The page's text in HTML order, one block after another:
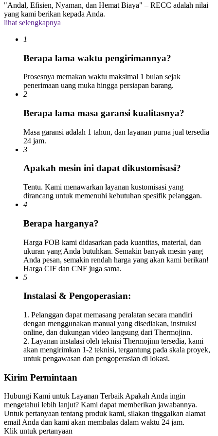
"Andal, Efisien, Nyaman, dan Hemat Biaya" – RECC adalah nilai
yang kami berikan kepada Anda.
lihat selengkapnya
1
Berapa lama waktu pengirimannya?
Prosesnya memakan waktu maksimal 1 bulan sejak
penerimaan uang muka hingga persiapan barang.
2
Berapa lama masa garansi kualitasnya?
Masa garansi adalah 1 tahun, dan layanan purna jual tersedia
24 jam.
3
Apakah mesin ini dapat dikustomisasi?
Tentu. Kami menawarkan layanan kustomisasi yang
dirancang untuk memenuhi kebutuhan spesifik pelanggan.
4
Berapa harganya?
Harga FOB kami didasarkan pada kuantitas, material, dan
ukuran yang Anda butuhkan. Semakin banyak mesin yang
Anda pesan, semakin rendah harga yang akan kami berikan!
Harga CIF dan CNF juga sama.
5
Instalasi & Pengoperasian:
1. Pelanggan dapat memasang peralatan secara mandiri
dengan menggunakan manual yang disediakan, instruksi
online, dan dukungan video langsung dari Thermojinn.
2. Layanan instalasi oleh teknisi Thermojinn tersedia, kami
akan mengirimkan 1-2 teknisi, tergantung pada skala proyek,
untuk pengawasan dan pengoperasian di lokasi.
Kirim Permintaan
Hubungi Kami untuk Layanan Terbaik Apakah Anda ingin
mengetahui lebih lanjut? Kami dapat memberikan jawabannya.
Untuk pertanyaan tentang produk kami, silakan tinggalkan alamat
email Anda dan kami akan membalas dalam waktu 24 jam.
Klik untuk pertanyaan